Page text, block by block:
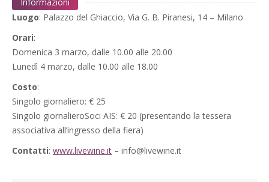
Luogo: Palazzo del Ghiaccio, Via G. B. Piranesi, 14 – Milano
Orari:
Domenica 3 marzo, dalle 10.00 alle 20.00
Lunedì 4 marzo, dalle 10.00 alle 18.00
Costo:
Singolo giornaliero: € 25
Singolo giornalieroSoci AIS: € 20 (presentando la tessera
associativa all’ingresso della fiera)
Contatti: www.livewine.it – info@livewine.it